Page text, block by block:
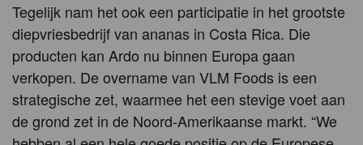
Tegelijk nam het ook een participatie in het grootste
diepvriesbedrijf van ananas in Costa Rica. Die
producten kan Ardo nu binnen Europa gaan
verkopen. De overname van VLM Foods is een
strategische zet, waarmee het een stevige voet aan
de grond zet in de Noord-Amerikaanse markt. “We